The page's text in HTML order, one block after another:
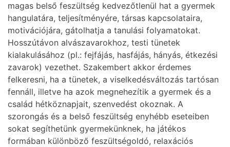
magas belső feszültség kedvezőtlenül hat a gyermek
hangulatára, teljesítményére, társas kapcsolataira,
motivációjára, gátolhatja a tanulási folyamatokat.
Hosszútávon alvászavarokhoz, testi tünetek
kialakulásához (pl.: fejfájás, hasfájás, hányás, étkezési
zavarok) vezethet. Szakembert akkor érdemes
felkeresni, ha a tünetek, a viselkedésváltozás tartósan
fennáll, illetve ha azok megnehezítik a gyermek és a
család hétköznapjait, szenvedést okoznak. A
szorongás és a belső feszültség enyhébb eseteiben
sokat segíthetünk gyermekünknek, ha játékos
formában különböző feszültségoldó, relaxációs